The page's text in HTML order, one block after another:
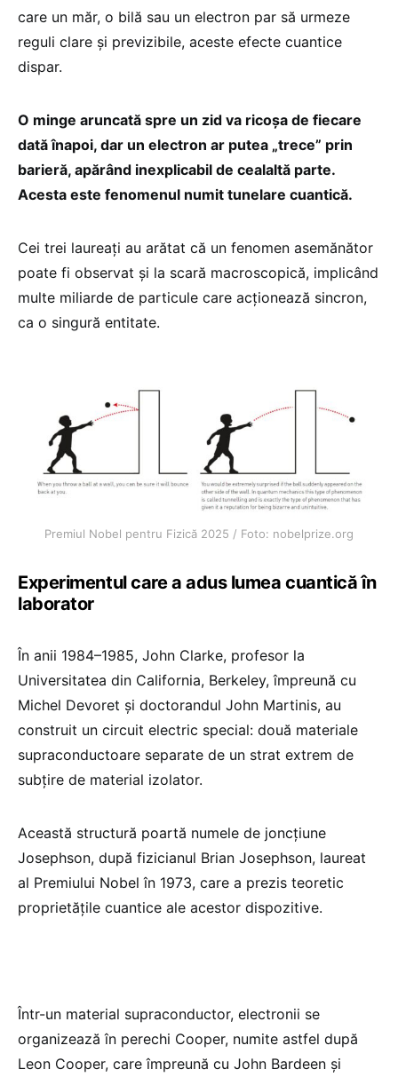
care un măr, o bilă sau un electron par să urmeze
reguli clare și previzibile, aceste efecte cuantice
dispar.
O minge aruncată spre un zid va ricoșa de fiecare
dată înapoi, dar un electron ar putea „trece” prin
barieră, apărând inexplicabil de cealaltă parte.
Acesta este fenomenul numit tunelare cuantică.
Cei trei laureați au arătat că un fenomen asemănător
poate fi observat și la scară macroscopică, implicând
multe miliarde de particule care acționează sincron,
ca o singură entitate.
Premiul Nobel pentru Fizică 2025 / Foto: nobelprize.org
Experimentul care a adus lumea cuantică în
laborator
În anii 1984–1985, John Clarke, profesor la
Universitatea din California, Berkeley, împreună cu
Michel Devoret și doctorandul John Martinis, au
construit un circuit electric special: două materiale
supraconductoare separate de un strat extrem de
subțire de material izolator.
Această structură poartă numele de joncțiune
Josephson, după fizicianul Brian Josephson, laureat
al Premiului Nobel în 1973, care a prezis teoretic
proprietățile cuantice ale acestor dispozitive.
Într-un material supraconductor, electronii se
organizează în perechi Cooper, numite astfel după
Leon Cooper, care împreună cu John Bardeen și